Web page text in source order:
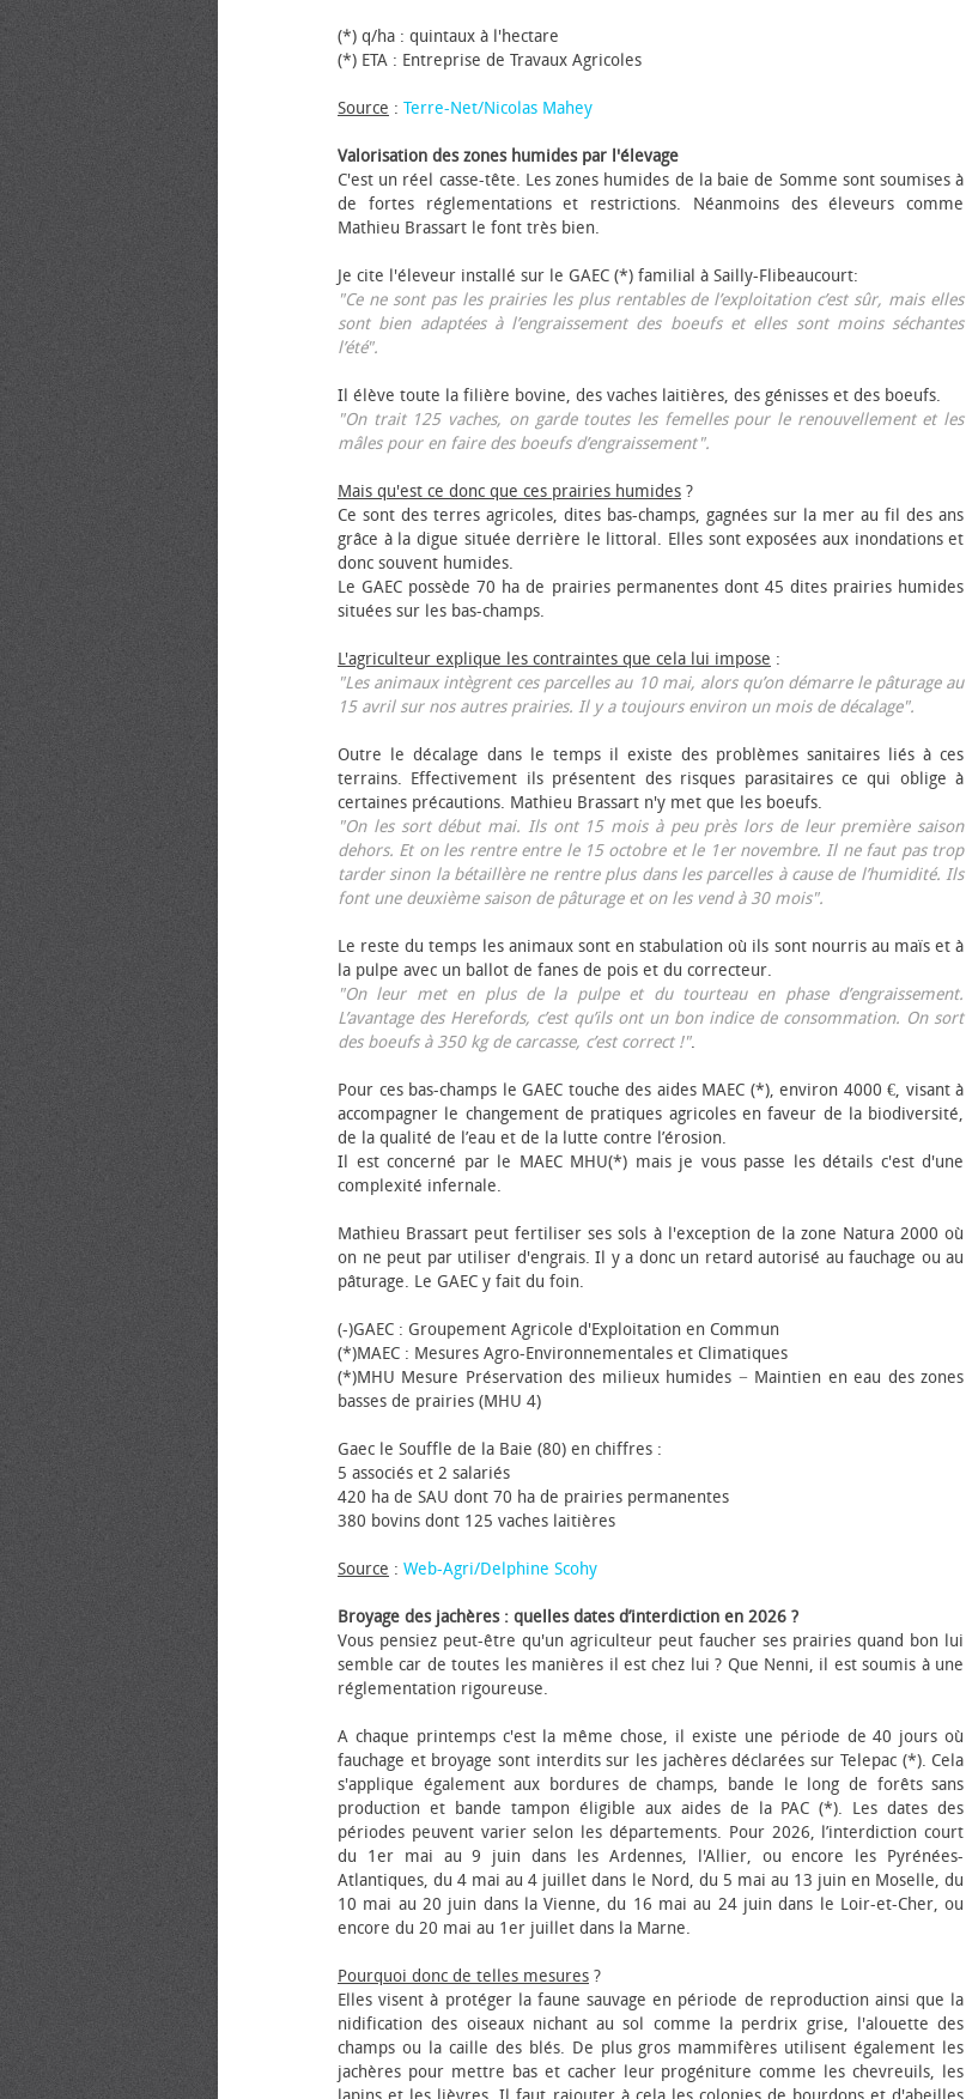
(*) q/ha : quintaux à l'hectare
(*) ETA : Entreprise de Travaux Agricoles
Source : Terre-Net/Nicolas Mahey
Valorisation des zones humides par l'élevage
C'est un réel casse-tête. Les zones humides de la baie de Somme sont soumises à
de fortes réglementations et restrictions. Néanmoins des éleveurs comme
Mathieu Brassart le font très bien.
Je cite l'éleveur installé sur le GAEC (*) familial à Sailly-Flibeaucourt:
"Ce ne sont pas les prairies les plus rentables de l’exploitation c’est sûr, mais elles
sont bien adaptées à l’engraissement des bœufs et elles sont moins séchantes
l’été".
Il élève toute la filière bovine, des vaches laitières, des génisses et des bœufs.
"On trait 125 vaches, on garde toutes les femelles pour le renouvellement et les
mâles pour en faire des bœufs d’engraissement".
Mais qu'est ce donc que ces prairies humides ?
Ce sont des terres agricoles, dites bas-champs, gagnées sur la mer au fil des ans
grâce à la digue située derrière le littoral. Elles sont exposées aux inondations et
donc souvent humides.
Le GAEC possède 70 ha de prairies permanentes dont 45 dites prairies humides
situées sur les bas-champs.
L'agriculteur explique les contraintes que cela lui impose :
"Les animaux intègrent ces parcelles au 10 mai, alors qu’on démarre le pâturage au
15 avril sur nos autres prairies. Il y a toujours environ un mois de décalage".
Outre le décalage dans le temps il existe des problèmes sanitaires liés à ces
terrains. Effectivement ils présentent des risques parasitaires ce qui oblige à
certaines précautions. Mathieu Brassart n'y met que les bœufs.
"On les sort début mai. Ils ont 15 mois à peu près lors de leur première saison
dehors. Et on les rentre entre le 15 octobre et le 1er novembre. Il ne faut pas trop
tarder sinon la bétaillère ne rentre plus dans les parcelles à cause de l’humidité. Ils
font une deuxième saison de pâturage et on les vend à 30 mois".
Le reste du temps les animaux sont en stabulation où ils sont nourris au maïs et à
la pulpe avec un ballot de fanes de pois et du correcteur.
"On leur met en plus de la pulpe et du tourteau en phase d’engraissement.
L’avantage des Herefords, c’est qu’ils ont un bon indice de consommation. On sort
des bœufs à 350 kg de carcasse, c’est correct !".
Pour ces bas-champs le GAEC touche des aides MAEC (*), environ 4000 €, visant à
accompagner le changement de pratiques agricoles en faveur de la biodiversité,
de la qualité de l’eau et de la lutte contre l’érosion.
Il est concerné par le MAEC MHU(*) mais je vous passe les détails c'est d'une
complexité infernale.
Mathieu Brassart peut fertiliser ses sols à l'exception de la zone Natura 2000 où
on ne peut par utiliser d'engrais. Il y a donc un retard autorisé au fauchage ou au
pâturage. Le GAEC y fait du foin.
(-)GAEC : Groupement Agricole d'Exploitation en Commun
(*)MAEC : Mesures Agro-Environnementales et Climatiques
(*)MHU Mesure Préservation des milieux humides − Maintien en eau des zones
basses de prairies (MHU 4)
Gaec le Souffle de la Baie (80) en chiffres :
5 associés et 2 salariés
420 ha de SAU dont 70 ha de prairies permanentes
380 bovins dont 125 vaches laitières
Source : Web-Agri/Delphine Scohy
Broyage des jachères : quelles dates d’interdiction en 2026 ?
Vous pensiez peut-être qu'un agriculteur peut faucher ses prairies quand bon lui
semble car de toutes les manières il est chez lui ? Que Nenni, il est soumis à une
réglementation rigoureuse.
A chaque printemps c'est la même chose, il existe une période de 40 jours où
fauchage et broyage sont interdits sur les jachères déclarées sur Telepac (*). Cela
s'applique également aux bordures de champs, bande le long de forêts sans
production et bande tampon éligible aux aides de la PAC (*). Les dates des
périodes peuvent varier selon les départements. Pour 2026, l’interdiction court
du 1er mai au 9 juin dans les Ardennes, l'Allier, ou encore les Pyrénées-
Atlantiques, du 4 mai au 4 juillet dans le Nord, du 5 mai au 13 juin en Moselle, du
10 mai au 20 juin dans la Vienne, du 16 mai au 24 juin dans le Loir-et-Cher, ou
encore du 20 mai au 1er juillet dans la Marne.
Pourquoi donc de telles mesures ?
Elles visent à protéger la faune sauvage en période de reproduction ainsi que la
nidification des oiseaux nichant au sol comme la perdrix grise, l'alouette des
champs ou la caille des blés. De plus gros mammifères utilisent également les
jachères pour mettre bas et cacher leur progéniture comme les chevreuils, les